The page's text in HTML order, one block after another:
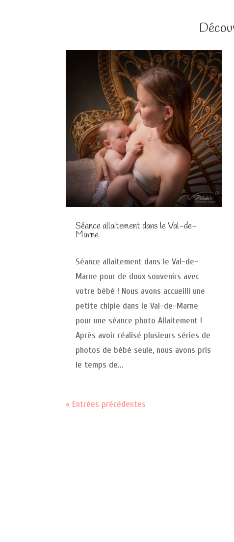
Séance allaitement dans le Val-de-
Marne
Séance allaitement dans le Val-de-
Marne pour de doux souvenirs avec
votre bébé ! Nous avons accueilli une
petite chipie dans le Val-de-Marne
pour une séance photo Allaitement !
Après avoir réalisé plusieurs séries de
photos de bébé seule, nous avons pris
le temps de...
« Entrées précédentes